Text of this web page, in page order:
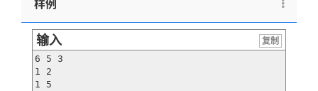
样例
输入
复制
6 5 3
1 2
1 5